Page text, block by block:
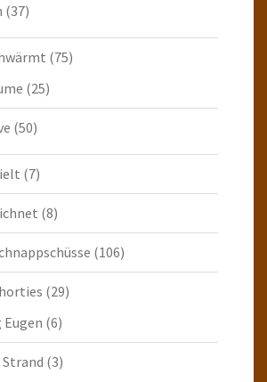
(37)
(75)
(25)
(50)
(7)
(8)
(106)
(29)
(6)
(3)